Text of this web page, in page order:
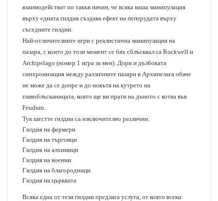
взаимодействат по такъв начин, че всяка ваша манипулация
върху едната гилдия създава ефект на пеперудата върху
съседните гилдии.
Най-отличителните игри с реалистична манипулация на
пазара, с които до този момент се бях сблъсквал са Rockwell и
Archipelago (номер 1 игра за мен). Дори и дълбоката
синхронизация между различните пазари в Архипелага обаче
не може да се допре и до нокътя на кутрето на
главоблъсканицата, която ще ви прати на дъното с котва във
Feudum.
Тук шестте гилдии са изключително различни:
Гилдия на фермери
Гилдия на търговци
Гилдия на алхимици
Гилдия на военни
Гилдия на благородници
Гилдия на църквата
Всяка една от тези гилдии предлага услуга, от която всеки